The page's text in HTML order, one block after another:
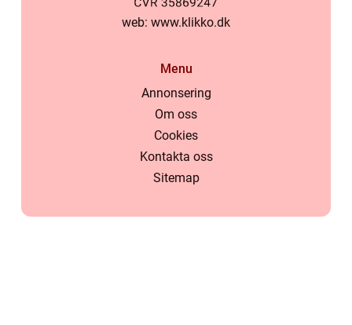
web: www.klikko.dk
Menu
Annonsering
Om oss
Cookies
Kontakta oss
Sitemap